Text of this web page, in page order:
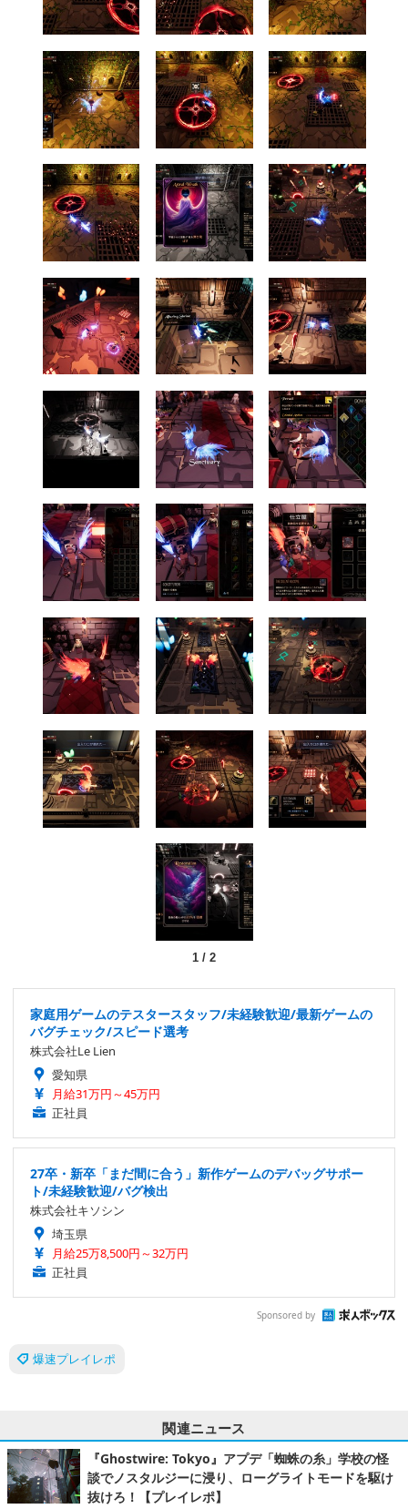
1/ 2
家庭用ゲームのテスタースタッフ/未経験歓迎/最新ゲームの
バグチェック/スピード選考
株式会社Le Lien
愛知県
月給31万円～45万円
正社員
27卒・新卒「まだ間に合う」新作ゲームのデバッグサポー
ト/未経験歓迎/バグ検出
株式会社キソシン
埼玉県
月給25万8,500円～32万円
正社員
Sponsored by
爆速プレイレポ
関連ニュース
『Ghostwire: Tokyo』アプデ「蜘蛛の糸」学校の怪
談でノスタルジーに浸り、ローグライトモードを駆け
抜けろ！【プレイレポ】